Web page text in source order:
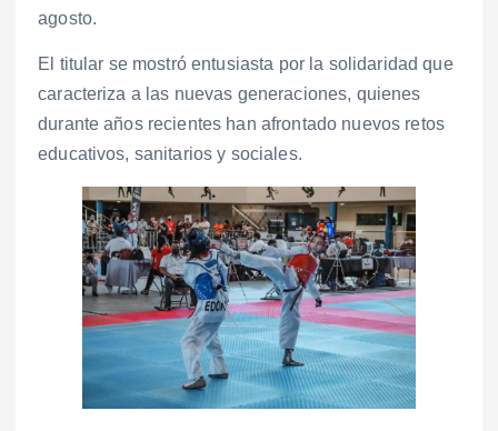
agosto.
El titular se mostró entusiasta por la solidaridad que
caracteriza a las nuevas generaciones, quienes
durante años recientes han afrontado nuevos retos
educativos, sanitarios y sociales.